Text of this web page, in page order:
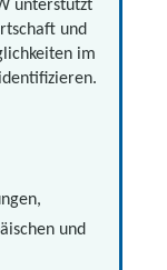
und
im
und